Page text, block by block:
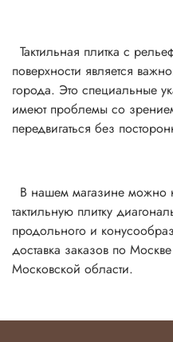
Тактильная плитка с
поверхности является
города. Это специальные
имеют проблемы со
передвигаться без
В нашем магазине можно
тактильную плитку
продольного и
доставка заказов по
Московской области.